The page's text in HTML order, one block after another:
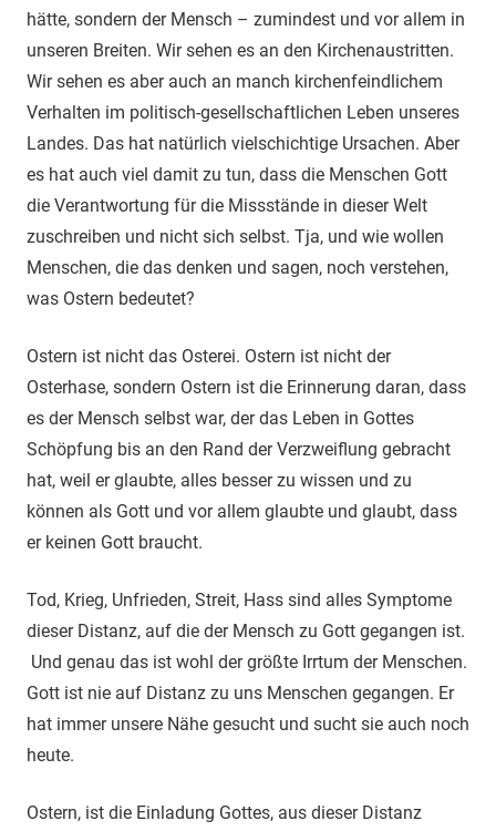
hätte, sondern der Mensch – zumindest und vor allem in
unseren Breiten. Wir sehen es an den Kirchenaustritten.
Wir sehen es aber auch an manch kirchenfeindlichem
Verhalten im politisch-gesellschaftlichen Leben unseres
Landes. Das hat natürlich vielschichtige Ursachen. Aber
es hat auch viel damit zu tun, dass die Menschen Gott
die Verantwortung für die Missstände in dieser Welt
zuschreiben und nicht sich selbst. Tja, und wie wollen
Menschen, die das denken und sagen, noch verstehen,
was Ostern bedeutet?
Ostern ist nicht das Osterei. Ostern ist nicht der
Osterhase, sondern Ostern ist die Erinnerung daran, dass
es der Mensch selbst war, der das Leben in Gottes
Schöpfung bis an den Rand der Verzweiflung gebracht
hat, weil er glaubte, alles besser zu wissen und zu
können als Gott und vor allem glaubte und glaubt, dass
er keinen Gott braucht.
Tod, Krieg, Unfrieden, Streit, Hass sind alles Symptome
dieser Distanz, auf die der Mensch zu Gott gegangen ist.
Und genau das ist wohl der größte Irrtum der Menschen.
Gott ist nie auf Distanz zu uns Menschen gegangen. Er
hat immer unsere Nähe gesucht und sucht sie auch noch
heute.
Ostern, ist die Einladung Gottes, aus dieser Distanz